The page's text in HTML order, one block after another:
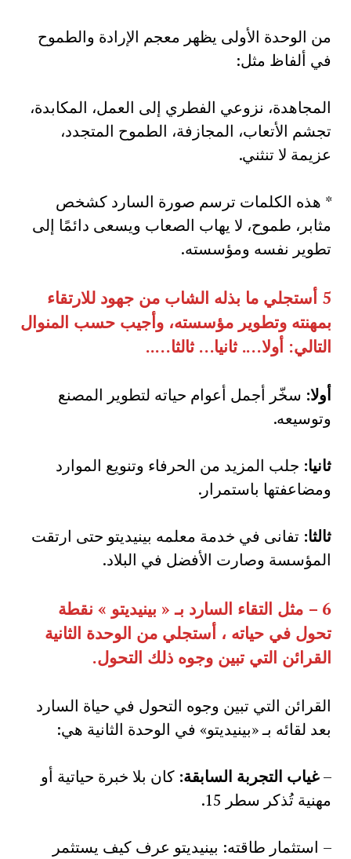
من الوحدة الأولى يظهر معجم الإرادة والطموح
في ألفاظ مثل:
المجاهدة، نزوعي الفطري إلى العمل، المكابدة،
تجشم الأتعاب، المجازفة، الطموح المتجدد،
عزيمة لا تنثني.
* هذه الكلمات ترسم صورة السارد كشخص
مثابر، طموح، لا يهاب الصعاب ويسعى دائمًا إلى
تطوير نفسه ومؤسسته.
5 أستجلي ما بذله الشاب من جهود للارتقاء
بمهنته وتطوير مؤسسته، وأجيب حسب المنوال
التالي: أولا…. ثانيا… ثالثا…..
أولا: سخّر أجمل أعوام حياته لتطوير المصنع
وتوسيعه.
ثانيا: جلب المزيد من الحرفاء وتنويع الموارد
ومضاعفتها باستمرار.
ثالثا: تفانى في خدمة معلمه بينيديتو حتى ارتقت
المؤسسة وصارت الأفضل في البلاد.
6 – مثل التقاء السارد بـ « بينيديتو » نقطة
تحول في حياته ، أستجلي من الوحدة الثانية
القرائن التي تبين وجوه ذلك التحول.
القرائن التي تبين وجوه التحول في حياة السارد
بعد لقائه بـ «بينيديتو» في الوحدة الثانية هي:
–غياب التجربة السابقة: كان بلا خبرة حياتية أو
مهنية تُذكر سطر 15.
– استثمار طاقته: بينيديتو عرف كيف يستثمر